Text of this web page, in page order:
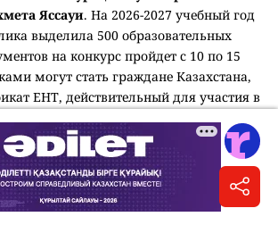
Яссауи. На 2026-2027 учебный год
выделила 500 образовательных
на конкурс пройдет с 10 по 15
могут стать граждане Казахстана,
ЕНТ, действительный для участия в
балл, установленный
университет имени Коркыт ата